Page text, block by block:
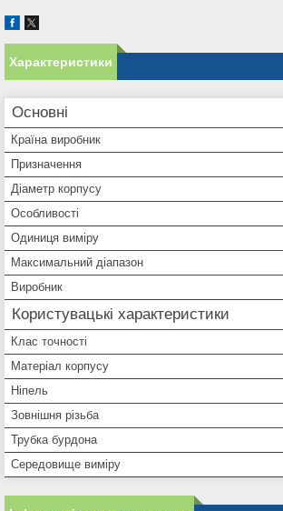
Характеристики
Основні
Країна виробник
Призначення
Діаметр корпусу
Особливості
Одиниця виміру
Максимальний діапазон
Виробник
Користувацькі характеристики
Клас точності
Матеріал корпусу
Ніпель
Зовнішня різьба
Трубка бурдона
Середовище виміру